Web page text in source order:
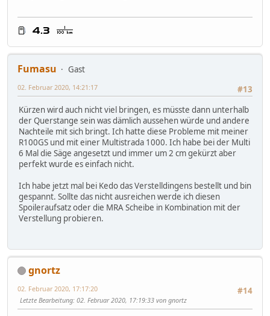
Fumasu
Gast
#13
02. Februar 2020, 14:21:17
Kürzen wird auch nicht viel bringen, es müsste dann unterhalb
der Querstange sein was dämlich aussehen würde und andere
Nachteile mit sich bringt. Ich hatte diese Probleme mit meiner
R100GS und mit einer Multistrada 1000. Ich habe bei der Multi
6 Mal die Säge angesetzt und immer um 2 cm gekürzt aber
perfekt wurde es einfach nicht.
Ich habe jetzt mal bei Kedo das Verstelldingens bestellt und bin
gespannt. Sollte das nicht ausreichen werde ich diesen
Spoileraufsatz oder die MRA Scheibe in Kombination mit der
Verstellung probieren.
gnortz
#14
02. Februar 2020, 17:17:20
Letzte Bearbeitung: 02. Februar 2020, 17:19:33 von gnortz